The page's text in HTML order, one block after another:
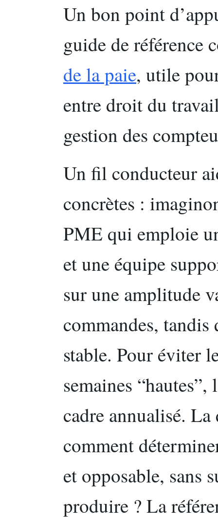
Un bon point
guide de référence
de la paie, utile
entre droit du
gestion des
Un fil conducteur
concrètes :
PME qui emploie
et une équipe
sur une amplitude
commandes,
stable. Pour éviter
semaines
cadre annualisé.
comment
et opposable, sans
produire ? La